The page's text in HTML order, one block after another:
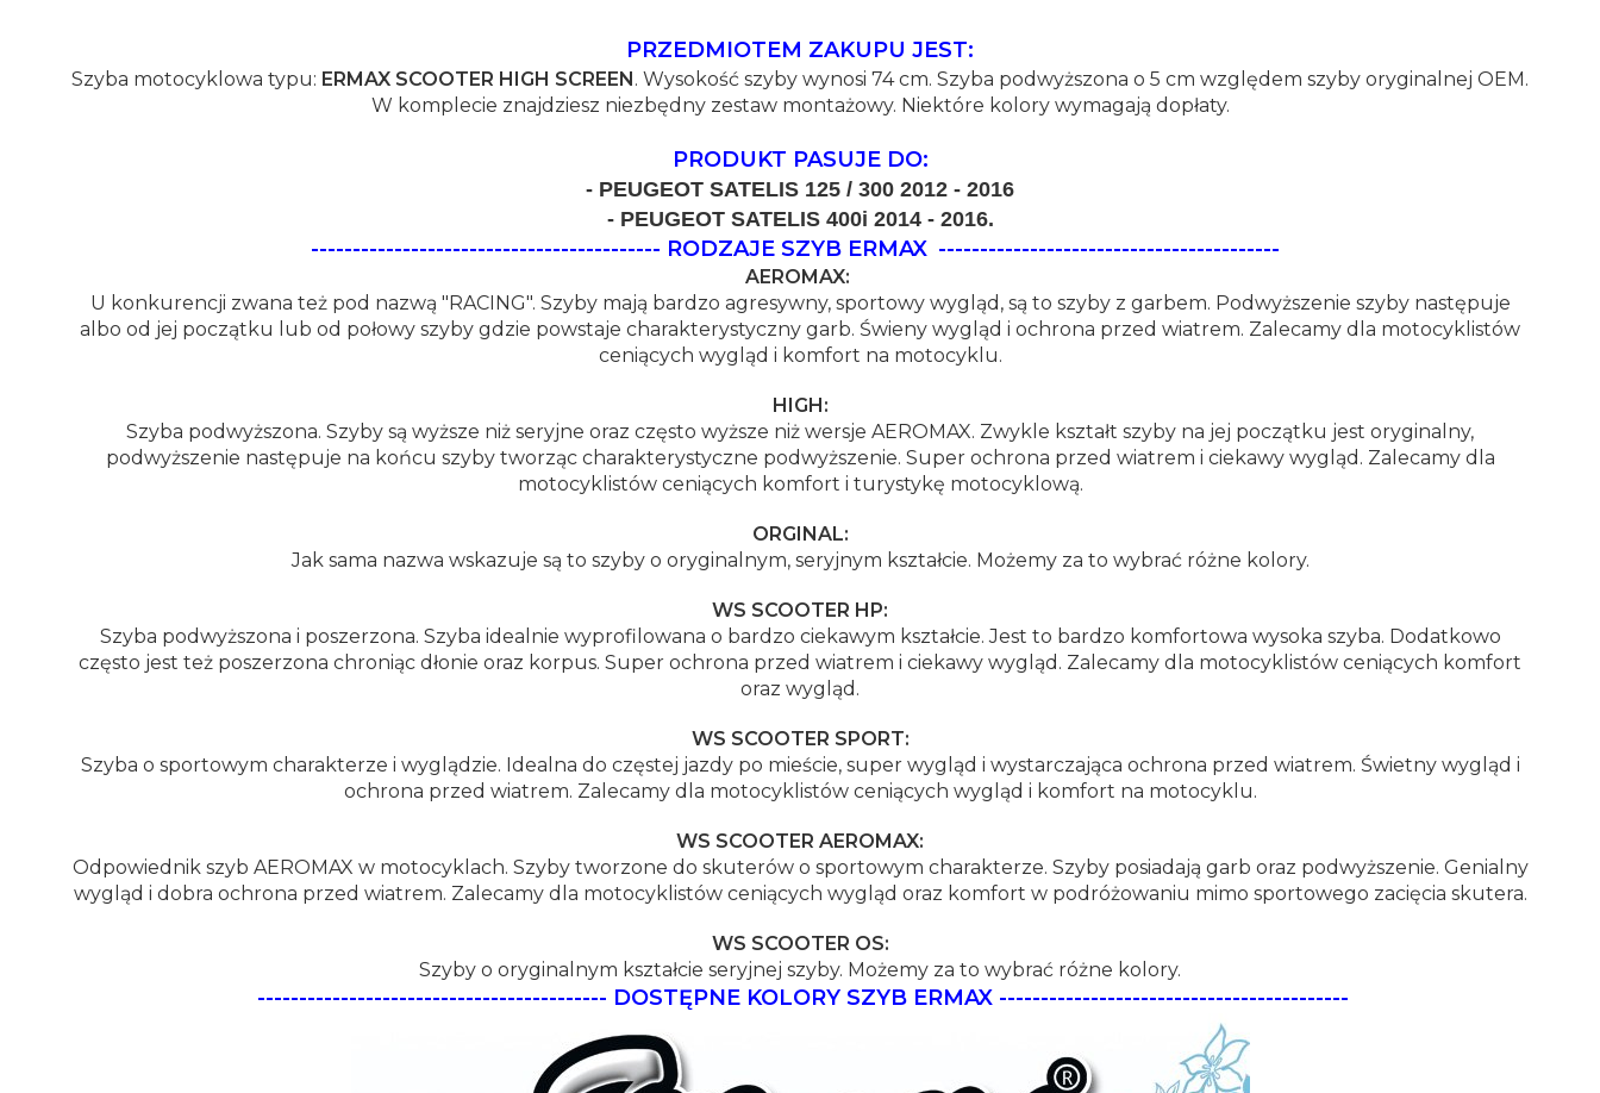
PRZEDMIOTEM ZAKUPU JEST:
Szyba motocyklowa typu: ERMAX SCOOTER HIGH SCREEN. Wysokość szyby wynosi 74 cm. Szyba podwyższona o 5 cm względem szyby oryginalnej OEM.
W komplecie znajdziesz niezbędny zestaw montażowy. Niektóre kolory wymagają dopłaty.
PRODUKT PASUJE DO:
- PEUGEOT SATELIS 125 / 300 2012 - 2016
- PEUGEOT SATELIS 400i 2014 - 2016.
------------------------------------------ RODZAJE SZYB ERMAX -----------------------------------------
AEROMAX:
U konkurencji zwana też pod nazwą "RACING". Szyby mają bardzo agresywny, sportowy wygląd, są to szyby z garbem. Podwyższenie szyby następuje
albo od jej początku lub od połowy szyby gdzie powstaje charakterystyczny garb. Świeny wygląd i ochrona przed wiatrem. Zalecamy dla motocyklistów
ceniących wygląd i komfort na motocyklu.
HIGH:
Szyba podwyższona. Szyby są wyższe niż seryjne oraz często wyższe niż wersje AEROMAX. Zwykle kształt szyby na jej początku jest oryginalny,
podwyższenie następuje na końcu szyby tworząc charakterystyczne podwyższenie. Super ochrona przed wiatrem i ciekawy wygląd. Zalecamy dla
motocyklistów ceniących komfort i turystykę motocyklową.
ORGINAL:
Jak sama nazwa wskazuje są to szyby o oryginalnym, seryjnym kształcie. Możemy za to wybrać różne kolory.
WS SCOOTER HP:
Szyba podwyższona i poszerzona. Szyba idealnie wyprofilowana o bardzo ciekawym kształcie. Jest to bardzo komfortowa wysoka szyba. Dodatkowo
często jest też poszerzona chroniąc dłonie oraz korpus. Super ochrona przed wiatrem i ciekawy wygląd. Zalecamy dla motocyklistów ceniących komfort
oraz wygląd.
WS SCOOTER SPORT:
Szyba o sportowym charakterze i wyglądzie. Idealna do częstej jazdy po mieście, super wygląd i wystarczająca ochrona przed wiatrem. Świetny wygląd i
ochrona przed wiatrem. Zalecamy dla motocyklistów ceniących wygląd i komfort na motocyklu.
WS SCOOTER AEROMAX:
Odpowiednik szyb AEROMAX w motocyklach. Szyby tworzone do skuterów o sportowym charakterze. Szyby posiadają garb oraz podwyższenie. Genialny
wygląd i dobra ochrona przed wiatrem. Zalecamy dla motocyklistów ceniących wygląd oraz komfort w podróżowaniu mimo sportowego zacięcia skutera.
WS SCOOTER OS:
Szyby o oryginalnym kształcie seryjnej szyby. Możemy za to wybrać różne kolory.
------------------------------------------ DOSTĘPNE KOLORY SZYB ERMAX ------------------------------------------